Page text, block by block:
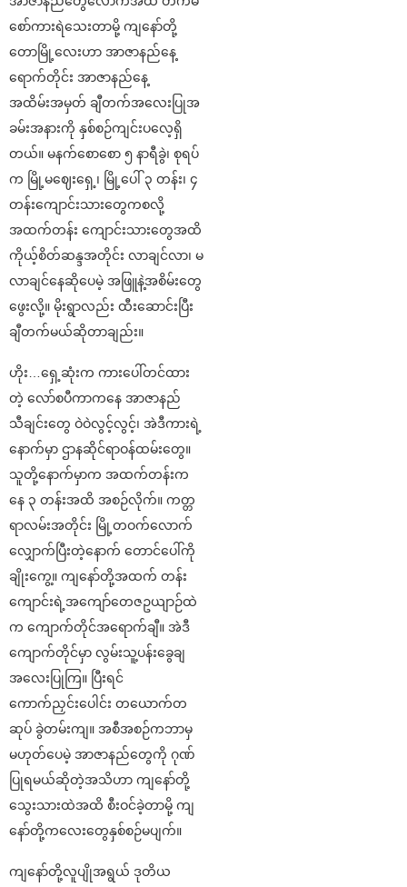
စော်ကားရဲသေးတာမို့ ကျနော်တို့
တောမြို့လေးဟာ အာဇာနည်နေ့
ရောက်တိုင်း အာဇာနည်နေ့
အထိမ်းအမှတ် ချီတက်အလေးပြုအ
ခမ်းအနားကို နှစ်စဉ်ကျင်းပလေ့ရှိ
တယ်။ မနက်စောစော ၅ နာရီခွဲ၊ စုရပ်
က မြို့မဈေးရှေ့၊ မြို့ပေါ် ၃ တန်း၊ ၄
တန်းကျောင်းသားတွေကစလို့
အထက်တန်း ကျောင်းသားတွေအထိ
ကိုယ့်စိတ်ဆန္ဒအတိုင်း လာချင်လာ၊ မ
လာချင်နေဆိုပေမဲ့ အဖြူနဲ့အစိမ်းတွေ
ဖွေးလို့။ မိုးရွာလည်း ထီးဆောင်းပြီး
ချီတက်မယ်ဆိုတာချည်း။
ဟိုး…ရှေ့ဆုံးက ကားပေါ်တင်ထား
တဲ့ လော်စပီကာကနေ အာဇာနည်
သီချင်းတွေ ဝဲဝဲလွင့်လွင့်၊ အဲဒီကားရဲ့
နောက်မှာ ဌာနဆိုင်ရာဝန်ထမ်းတွေ။
သူတို့နောက်မှာက အထက်တန်းက
နေ ၃ တန်းအထိ အစဉ်လိုက်။ ကတ္တ
ရာလမ်းအတိုင်း မြို့တဝက်လောက်
လျှောက်ပြီးတဲ့နောက် တောင်ပေါ်ကို
ချိုးကွေ့။ ကျနော်တို့အထက် တန်း
ကျောင်းရဲ့အကျော်တေဇဥယျာဉ်ထဲ
က ကျောက်တိုင်အရောက်ချီ။ အဲဒီ
ကျောက်တိုင်မှာ လွမ်းသူ့ပန်းခွေချ
အလေးပြုကြ။ ပြီးရင်
ကောက်ညှင်းပေါင်း တယောက်တ
ဆုပ် ခွဲတမ်းကျ။ အစီအစဉ်ကဘာမှ
မဟုတ်ပေမဲ့ အာဇာနည်တွေကို ဂုဏ်
ပြုရမယ်ဆိုတဲ့အသိဟာ ကျနော်တို့
သွေးသားထဲအထိ စီးဝင်ခဲ့တာမို့ ကျ
နော်တို့ကလေးတွေနှစ်စဉ်မပျက်။
ကျနော်တို့လူပျိုအရွယ် ဒုတိယ